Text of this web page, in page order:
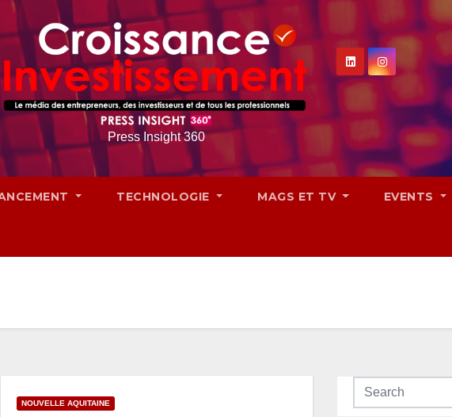
Press Insight 360
TECHNOLOGIE MAGS ET TV EVENTS
NOUVELLE AQUITAINE